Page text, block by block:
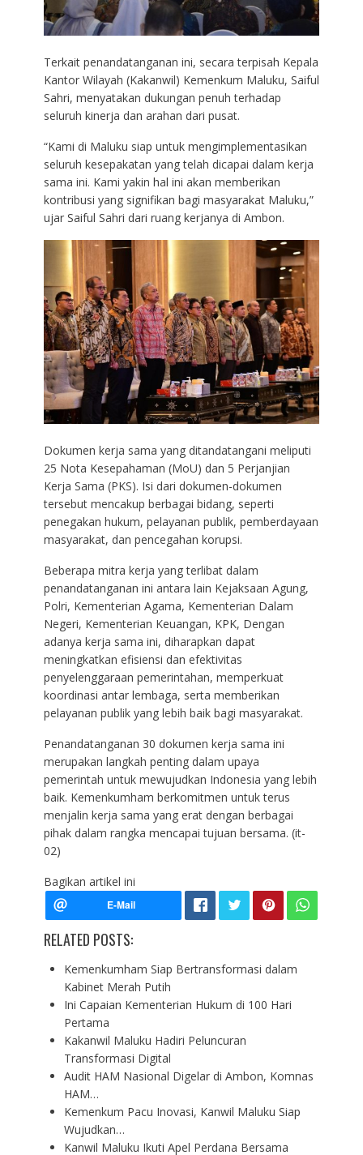
Terkait penandatanganan ini, secara terpisah Kepala
Kantor Wilayah (Kakanwil) Kemenkum Maluku, Saiful
Sahri, menyatakan dukungan penuh terhadap
seluruh kinerja dan arahan dari pusat.
“Kami di Maluku siap untuk mengimplementasikan
seluruh kesepakatan yang telah dicapai dalam kerja
sama ini. Kami yakin hal ini akan memberikan
kontribusi yang signifikan bagi masyarakat Maluku,”
ujar Saiful Sahri dari ruang kerjanya di Ambon.
Dokumen kerja sama yang ditandatangani meliputi
25 Nota Kesepahaman (MoU) dan 5 Perjanjian
Kerja Sama (PKS). Isi dari dokumen-dokumen
tersebut mencakup berbagai bidang, seperti
penegakan hukum, pelayanan publik, pemberdayaan
masyarakat, dan pencegahan korupsi.
Beberapa mitra kerja yang terlibat dalam
penandatanganan ini antara lain Kejaksaan Agung,
Polri, Kementerian Agama, Kementerian Dalam
Negeri, Kementerian Keuangan, KPK, Dengan
adanya kerja sama ini, diharapkan dapat
meningkatkan efisiensi dan efektivitas
penyelenggaraan pemerintahan, memperkuat
koordinasi antar lembaga, serta memberikan
pelayanan publik yang lebih baik bagi masyarakat.
Penandatanganan 30 dokumen kerja sama ini
merupakan langkah penting dalam upaya
pemerintah untuk mewujudkan Indonesia yang lebih
baik. Kemenkumham berkomitmen untuk terus
menjalin kerja sama yang erat dengan berbagai
pihak dalam rangka mencapai tujuan bersama. (it-
02)
Bagikan artikel ini
RELATED POSTS:
Kemenkumham Siap Bertransformasi dalam
Kabinet Merah Putih
Ini Capaian Kementerian Hukum di 100 Hari
Pertama
Kakanwil Maluku Hadiri Peluncuran
Transformasi Digital
Audit HAM Nasional Digelar di Ambon, Komnas
HAM…
Kemenkum Pacu Inovasi, Kanwil Maluku Siap
Wujudkan…
Kanwil Maluku Ikuti Apel Perdana Bersama